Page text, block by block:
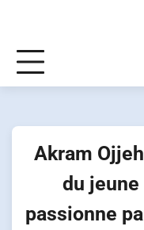
content
Akram
du
passionne